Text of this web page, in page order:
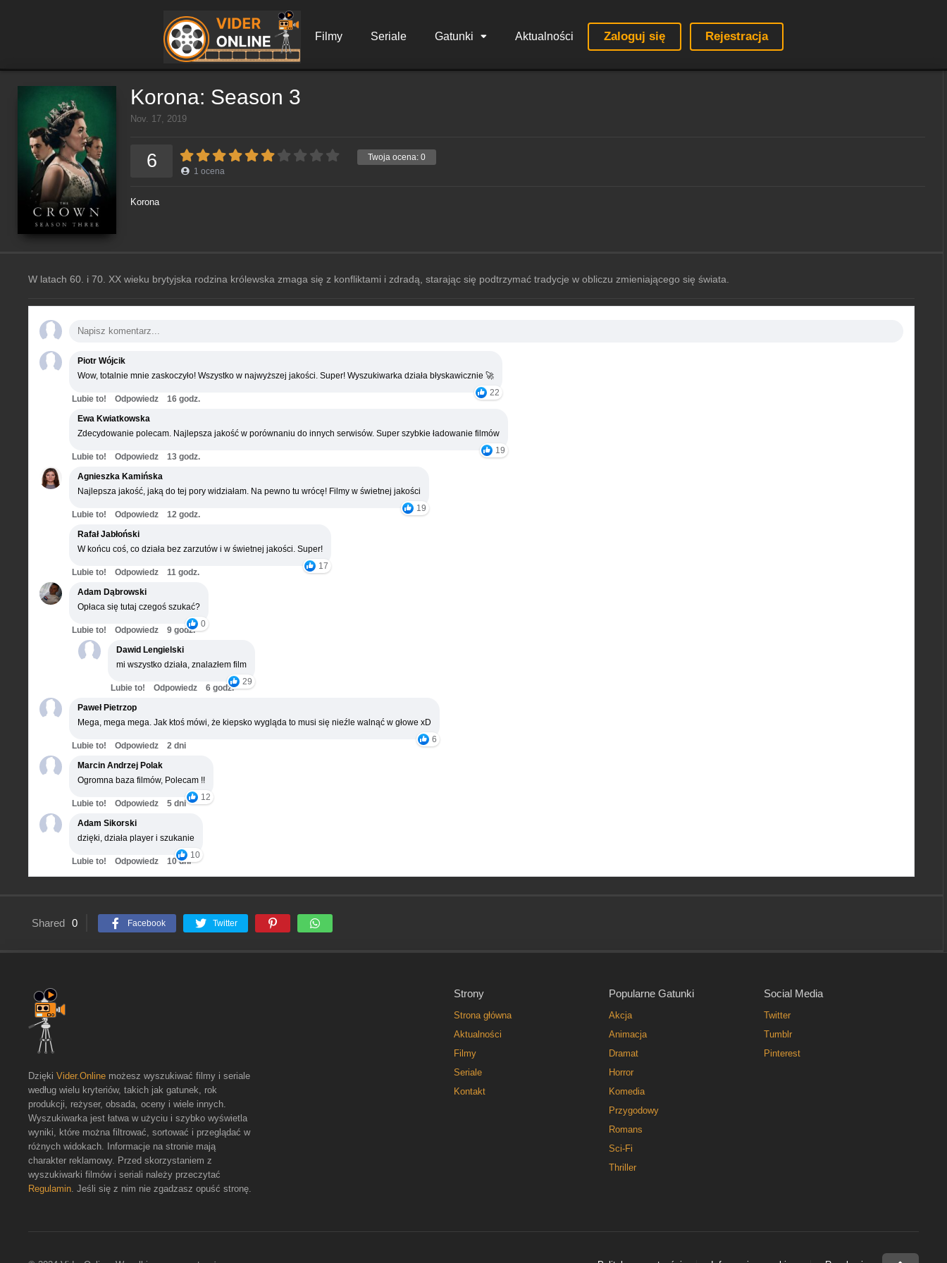
Filmy Seriale Gatunki Aktualności Zaloguj się Rejestracja
Korona: Season 3
Nov. 17, 2019
Twoja ocena: 0
6 1 ocena
Korona
W latach 60. i 70. XX wieku brytyjska rodzina królewska zmaga się z konfliktami i zdradą, starając się podtrzymać tradycje w obliczu zmieniającego się świata.
Piotr Wójcik
Wow, totalnie mnie zaskoczyło! Wszystko w najwyższej jakości. Super! Wyszukiwarka działa błyskawicznie 🚀
22
Lubie to! Odpowiedz
16 godz.
Ewa Kwiatkowska
Zdecydowanie polecam. Najlepsza jakość w porównaniu do innych serwisów. Super szybkie ładowanie filmów
19
Lubie to! Odpowiedz
13 godz.
Agnieszka Kamińska
Najlepsza jakość, jaką do tej pory widziałam. Na pewno tu wrócę! Filmy w świetnej jakości
19
Lubie to! Odpowiedz
12 godz.
Rafał Jabłoński
W końcu coś, co działa bez zarzutów i w świetnej jakości. Super!
17
Lubie to! Odpowiedz
11 godz.
Adam Dąbrowski
Opłaca się tutaj czegoś szukać?
0
Lubie to! Odpowiedz
9 godz.
Dawid Lengielski
mi wszystko działa, znalazłem film
29
Lubie to! Odpowiedz
6 godz.
Paweł Pietrzop
Mega, mega mega. Jak ktoś mówi, że kiepsko wygląda to musi się nieźle walnąć w głowe xD
6
Lubie to! Odpowiedz
2 dni
Marcin Andrzej Polak
Ogromna baza filmów, Polecam !!
12
Lubie to! Odpowiedz
5 dni
Adam Sikorski
dzięki, działa player i szukanie
10
Lubie to! Odpowiedz 10 dni
Shared 0 Facebook Twitter
Strony
Strona główna
Aktualności
Filmy
Seriale
Kontakt
Popularne Gatunki
Akcja
Animacja
Dramat
Horror
Komedia
Przygodowy
Romans
Sci-Fi
Thriller
Social Media
Twitter
Tumblr
Pinterest
Dzięki Vider.Online możesz wyszukiwać filmy i seriale
według wielu kryteriów, takich jak gatunek, rok
produkcji, reżyser, obsada, oceny i wiele innych.
Wyszukiwarka jest łatwa w użyciu i szybko wyświetla
wyniki, które można filtrować, sortować i przeglądać w
różnych widokach. Informacje na stronie mają
charakter reklamowy. Przed skorzystaniem z
wyszukiwarki filmów i seriali należy przeczytać
Regulamin. Jeśli się z nim nie zgadzasz opuść stronę.